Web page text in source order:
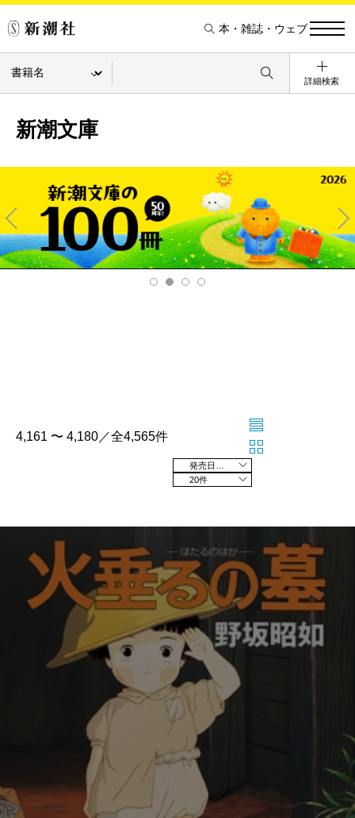
本・雑誌・ウェブ
詳細検索
新潮文庫
Pre
v
Ne
xt
4,161 〜 4,180／全4,565件
20件